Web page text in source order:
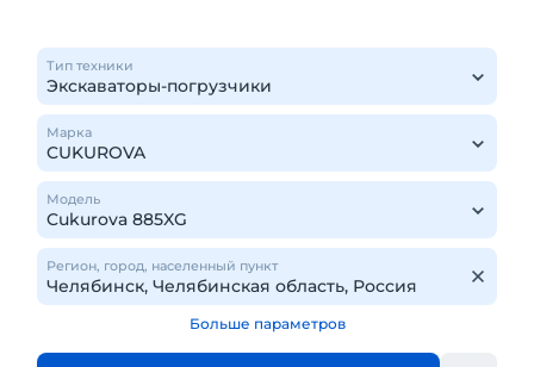
Тип техники
Марка
Модель
Регион, город, населенный пункт
Больше параметров